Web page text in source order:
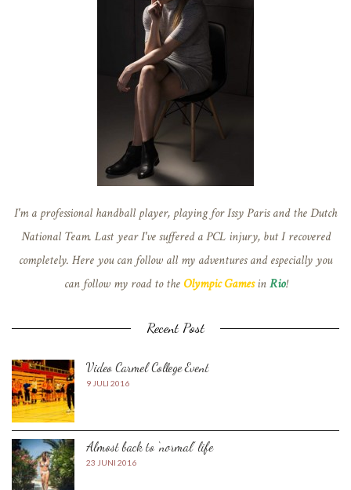
I'm a professional handball player, playing for Issy Paris and the Dutch
National Team. Last year I've suffered a PCL injury, but I recovered
completely. Here you can follow all my adventures and especially you
can follow my road to theOlympic GamesinRio!
Recent Post
Video Carmel College Event
9 JULI 2016
Almost back to ‘normal’ life
23 JUNI 2016